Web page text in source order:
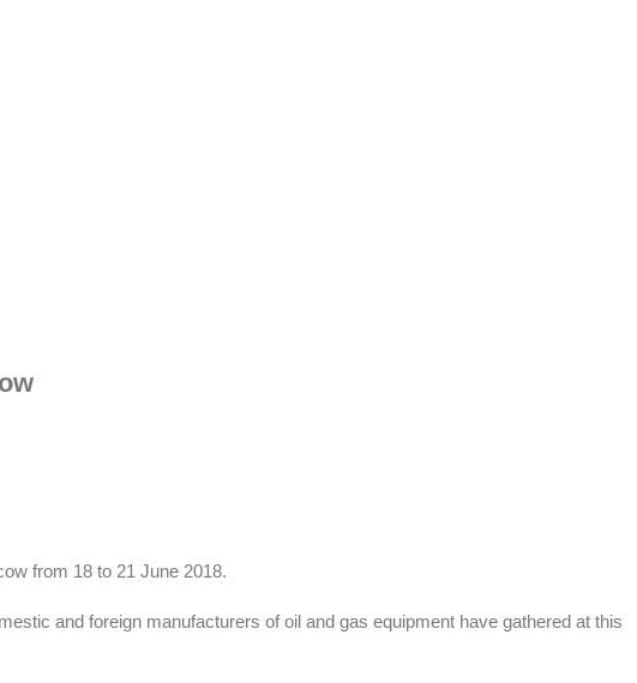
from 18 to 21 June 2018.
and foreign manufacturers of oil and gas equipment have gathered at this